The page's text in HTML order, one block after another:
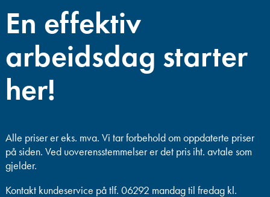
En effektiv
arbeidsdag starter
her!
Alle priser er eks. mva. Vi tar forbehold om oppdaterte priser
på siden. Ved uoverensstemmelser er det pris iht. avtale som
gjelder.
Kontakt kundeservice på tlf. 06292 mandag til fredag kl.